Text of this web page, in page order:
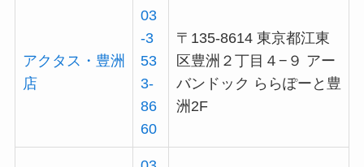
アクタス・豊洲
店
03
-3
53
3-
86
60
〒135-8614 東京都江東
区豊洲２丁目４−９ アー
バンドック ららぽーと豊
洲2F